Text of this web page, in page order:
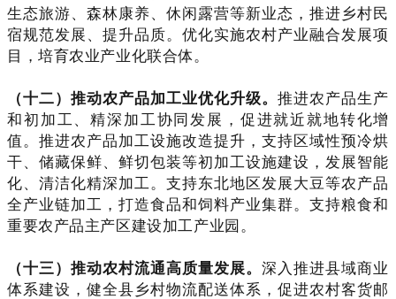
生态旅游、森林康养、休闲露营等新业态，推进乡村民
宿规范发展、提升品质。优化实施农村产业融合发展项
目，培育农业产业化联合体。
（十二）推动农产品加工业优化升级。推进农产品生产
和初加工、精深加工协同发展，促进就近就地转化增
值。推进农产品加工设施改造提升，支持区域性预冷烘
干、储藏保鲜、鲜切包装等初加工设施建设，发展智能
化、清洁化精深加工。支持东北地区发展大豆等农产品
全产业链加工，打造食品和饲料产业集群。支持粮食和
重要农产品主产区建设加工产业园。
（十三）推动农村流通高质量发展。深入推进县域商业
体系建设，健全县乡村物流配送体系，促进农村客货邮